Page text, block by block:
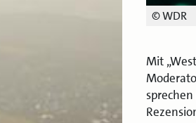
© WDR
Mit